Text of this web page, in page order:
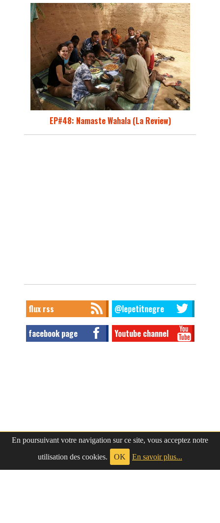
En poursuivant votre navigation sur ce site, vous acceptez notre
utilisation des cookies.
OK En savoir plus...
EP#48: Namaste Wahala (La Review)
flux rss @lepetitnegre
facebook page Youtube channel